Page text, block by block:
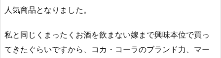
人気商品となりました。
私と同じくまったくお酒を飲まない嫁まで興味本位で買っ
てきたぐらいですから、コカ・コーラのブランド力、マー